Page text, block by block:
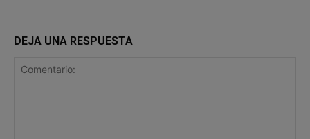
DEJA UNA RESPUESTA